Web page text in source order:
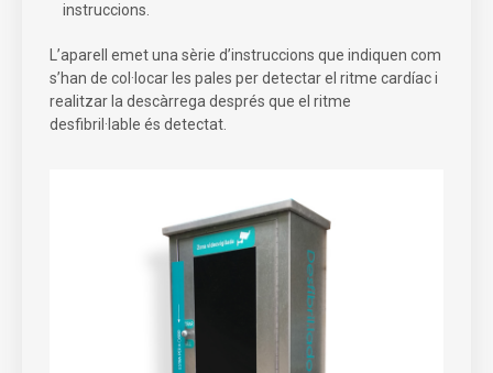
instruccions.
L’aparell emet una sèrie d’instruccions que indiquen com
s’han de col·locar les pales per detectar el ritme cardíac i
realitzar la descàrrega després que el ritme
desfibril·lable és detectat.